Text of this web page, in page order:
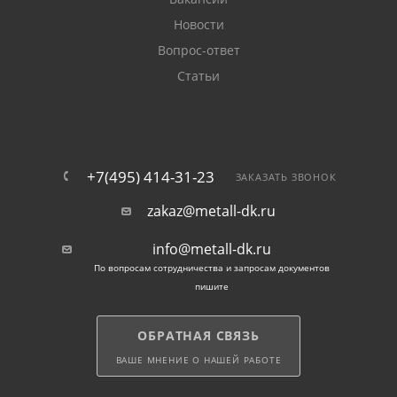
что облегчает массу конструкции;
изделие быстро монтируется, что снижает время
Чтобы заказать прямоугольную стальную
профильную трубу 140 на 100 по низкой цене за
метр погонный, позвоните менеджеру компании.
по вопросам покупки и выбора проката.
Фирма обеспечивает оперативную доставку товара
Новости
Вопрос-ответ
Статьи
+7(495) 414-31-23 ЗАКАЗАТЬ ЗВОНОК
zakaz@metall-dk.ru
info@metall-dk.ru
По вопросам сотрудничества и запросам документов
пишите
ОБРАТНАЯ СВЯЗЬ
ВАШЕ МНЕНИЕ О НАШЕЙ РАБОТЕ